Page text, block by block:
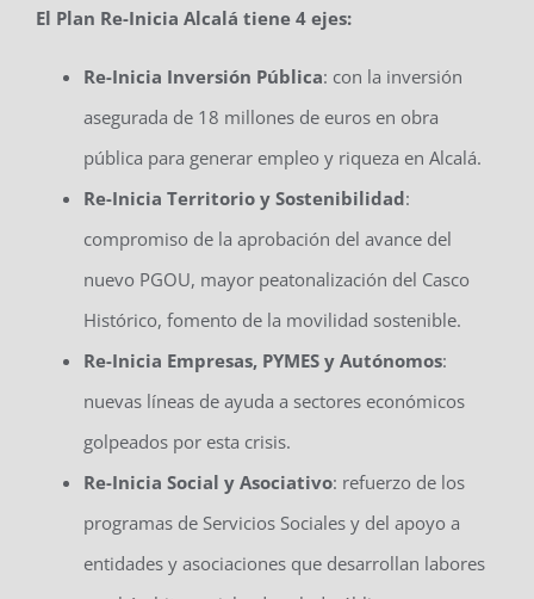
El Plan Re-Inicia Alcalá tiene 4 ejes:
Re-Inicia Inversión Pública: con la inversión
asegurada de 18 millones de euros en obra
pública para generar empleo y riqueza en Alcalá.
Re-Inicia Territorio y Sostenibilidad:
compromiso de la aprobación del avance del
nuevo PGOU, mayor peatonalización del Casco
Histórico, fomento de la movilidad sostenible.
Re-Inicia Empresas, PYMES y Autónomos:
nuevas líneas de ayuda a sectores económicos
golpeados por esta crisis.
Re-Inicia Social y Asociativo: refuerzo de los
programas de Servicios Sociales y del apoyo a
entidades y asociaciones que desarrollan labores